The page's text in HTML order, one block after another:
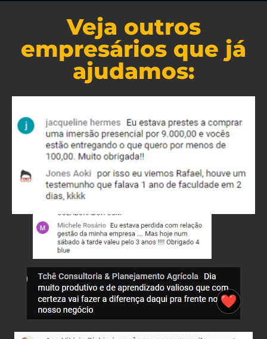
Veja outros
empresários que já
ajudamos: